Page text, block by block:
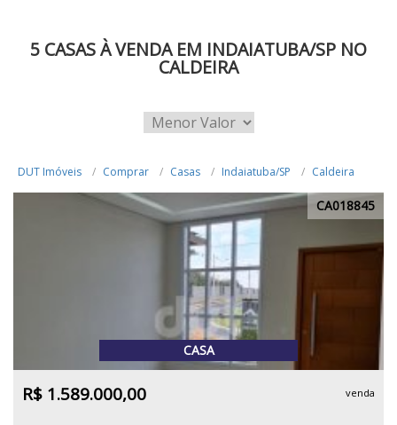
5 CASAS À VENDA EM INDAIATUBA/SP NO
CALDEIRA
DUT Imóveis Comprar Casas Indaiatuba/SP Caldeira
CA018845
CASA
R$ 1.589.000,00 venda